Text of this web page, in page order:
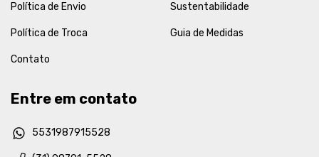
Política de Envio
Política de Troca
Contato
Sustentabilidade
Guia de Medidas
Entre em contato
5531987915528